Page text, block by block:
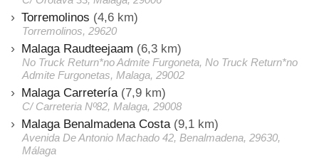
Torremolinos (4,6 km)
Torremolinos, 29620
Malaga Raudteejaam (6,3 km)
No Truck Return*no Admite Furgoneta, No Truck Return*no
Admite Furgonetas, Malaga, 29002
Malaga Carretería (7,9 km)
C/ Carreteria Nº82, Malaga, 29008
Malaga Benalmadena Costa (9,1 km)
Avenida De Antonio Machado 42, Benalmadena, 29630,
Málaga